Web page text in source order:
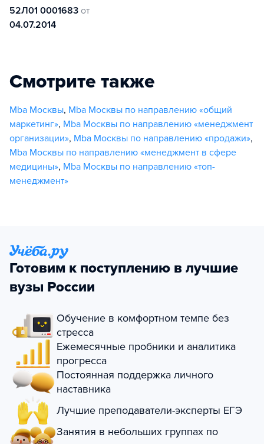
52Л01 0001683 от
04.07.2014
Смотрите также
Mba Москвы, Mba Москвы по направлению «общий
маркетинг», Mba Москвы по направлению «менеджмент
организации», Mba Москвы по направлению «продажи»,
Mba Москвы по направлению «менеджмент в сфере
медицины», Mba Москвы по направлению «топ-
менеджмент»
Готовим к поступлению в лучшие
вузы России
Обучение в комфортном темпе без
стресса
Ежемесячные пробники и аналитика
прогресса
Постоянная поддержка личного
наставника
Лучшие преподаватели-эксперты ЕГЭ
Занятия в небольших группах по